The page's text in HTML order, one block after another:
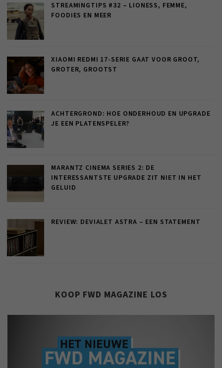
STREAMINGTIPS #32 – LIONESS, FEMME,
FOODIES EN MEER
XIAOMI REDMI 17-SERIE GAAT VOOR GROOT,
GROTER, GROOTST
ACHTERGROND: HOE ONDERHOUD EN UPGRADE
JE EEN PLATENSPELER?
MARANTZ CINEMA SERIES 2: DE
INTERESSANTSTE UPGRADE ZIT NIET IN HET
GELUID
REVIEW: DEVIALET ASTRA – EEN STATEMENT
KOOP FWD MAGAZINE LOS